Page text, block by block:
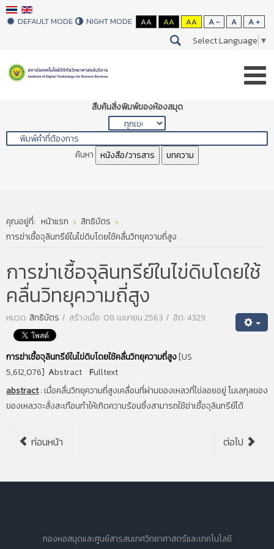
DEFAULT MODE NIGHT MODE AA AA AA A - A A +
Select Language ▼
สืบค้นสิ่งพิมพ์ของห้องสมุด
ค้นหา หนังสือ/วารสาร บทความ
คุณอยู่ที่: หน้าแรก
สิทธิบัตร
การฆ่าเชื้อจุลินทรีย์ในไข่ดิบโดยใช้คลื่นวิทยุความถี่สูง
การฆ่าเชื้อจุลินทรีย์ในไข่ดิบโดยใช้
คลื่นวิทยุความถี่สูง
หมวด: สิทธิบัตร สร้างเมื่อ: 08 เมษายน 2563 ฮิต: 4329
การฆ่าเชื้อจุลินทรีย์ในไข่ดิบโดยใช้คลื่นวิทยุความถี่สูง[US
5,612,076] Abstract Fulltext
abstract:เมื่อคลื่นวิทยุความถี่สูงเคลื่อนที่ผ่านของเหลวที่ไข่ลอยอยู่ โมเลกุลของ
ของเหลวจะสั่งสะเทือนทําให้เกิดความร้อนซึ่งสามารถใช้ฆ่าเชื้อจุลินทรีย์ได้
ก่อนหน้า ต่อไป
กองหอสมุดและศูนย์สารสนเทศวิทยาศาสตร์และเทคโนโลยี